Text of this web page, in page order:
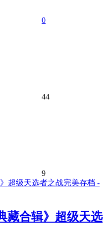
0
44
9
藏合辑》超级天选